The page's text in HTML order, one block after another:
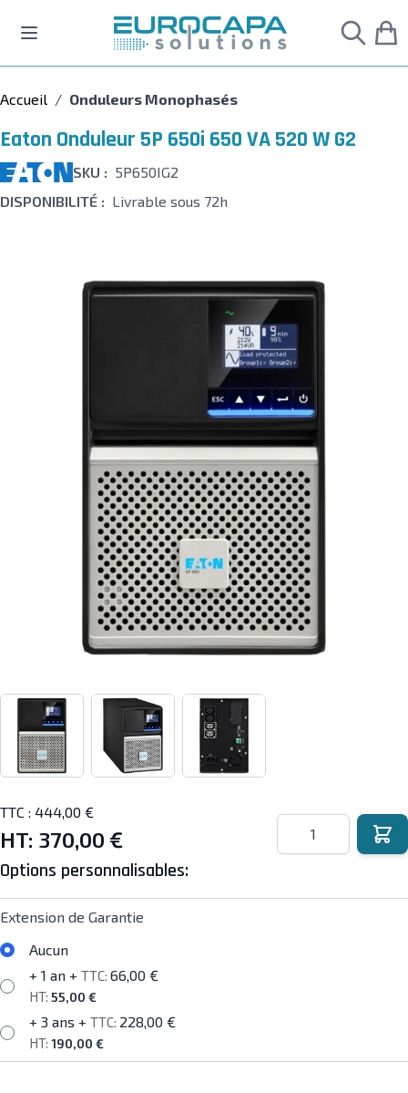
Accueil / Onduleurs Monophasés
Eaton Onduleur 5P 650i 650 VA 520 W G2
SKU : 5P650IG2
DISPONIBILITÉ : Livrable sous 72h
View larger imageView larger imageView larger image
TTC : 444,00 €
HT: 370,00 €
Quantité
Options personnalisables:
Extension de Garantie
Aucun
+ 1 an + 66,00 €
55,00 €
+ 3 ans + 228,00 €
190,00 €